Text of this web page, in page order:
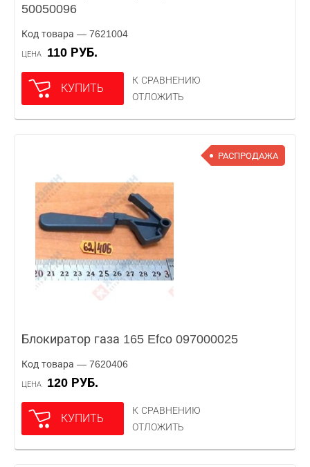
50050096
Код товара — 7621004
ЦЕНА 110 РУБ.
КУПИТЬ
К СРАВНЕНИЮ
ОТЛОЖИТЬ
РАСПРОДАЖА
Блокиратор газа 165 Efco 097000025
Код товара — 7620406
ЦЕНА 120 РУБ.
КУПИТЬ
К СРАВНЕНИЮ
ОТЛОЖИТЬ